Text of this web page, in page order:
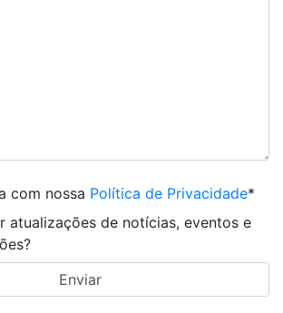
com nossa Política de Privacidade*
atualizações de notícias, eventos e